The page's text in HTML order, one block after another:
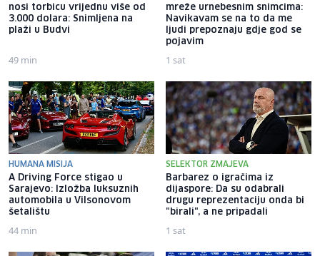
nosi torbicu vrijednu više od
3.000 dolara: Snimljena na
plaži u Budvi
49 min
mreže urnebesnim snimcima:
Navikavam se na to da me
ljudi prepoznaju gdje god se
pojavim
1 sat
HUMANA MISIJA
A Driving Force stigao u
Sarajevo: Izložba luksuznih
automobila u Vilsonovom
šetalištu
44 min
SELEKTOR ZMAJEVA
Barbarez o igračima iz
dijaspore: Da su odabrali
drugu reprezentaciju onda bi
"birali", a ne pripadali
1 sat